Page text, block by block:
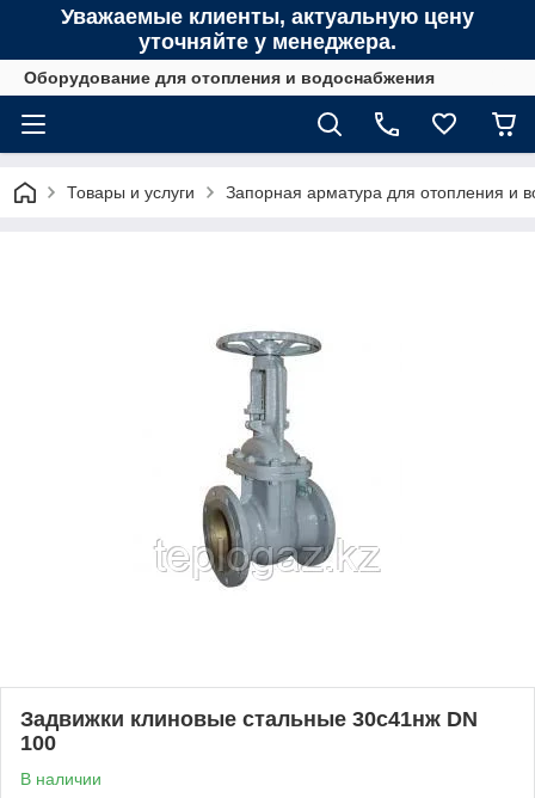
Уважаемые клиенты, актуальную цену
уточняйте у менеджера.
Оборудование для отопления и водоснабжения
Товары и услуги Запорная арматура для отопления и
Задвижки клиновые стальные 30с41нж DN
100
В наличии